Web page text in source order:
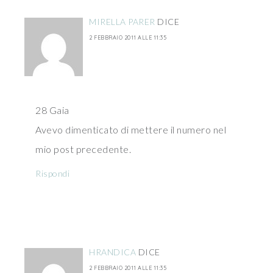
MIRELLA PARER DICE
2 FEBBRAIO 2011 ALLE 11:35
28 Gaia
Avevo dimenticato di mettere il numero nel
mio post precedente.
Rispondi
HRANDICA DICE
2 FEBBRAIO 2011 ALLE 11:35